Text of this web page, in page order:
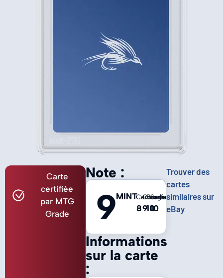
Carte
certifiée
par MTG
Grade
Informations
sur la carte
:
Note :
9MINTCentrage
8
Coins
9
Bords
10
Surface
10
Trouver des
cartes
similaires sur
eBay